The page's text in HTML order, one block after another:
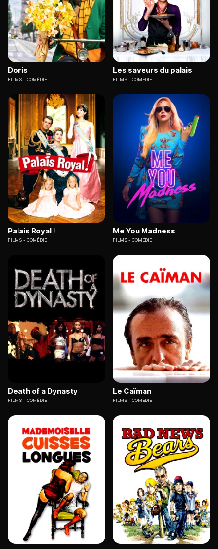
Doris
FILMS COMÉDIE
Les saveurs du palais
FILMS COMÉDIE
Palais Royal !
FILMS COMÉDIE
Me You Madness
FILMS COMÉDIE
Death of a Dynasty
FILMS COMÉDIE
Le Caïman
FILMS COMÉDIE